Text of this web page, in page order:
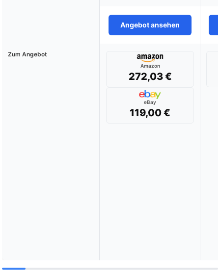
Angebot ansehen
Zum Angebot
Amazon
272,03 €
eBay
119,00 €